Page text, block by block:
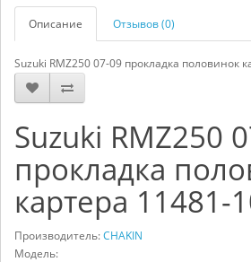
Описание Отзывов (0)
Suzuki RMZ250 07-09 прокладка половинок
Suzuki RMZ250
прокладка
картера 11481-
Производитель:CHAKIN
Модель: